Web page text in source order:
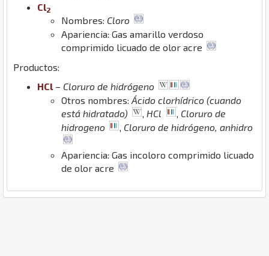
Cl2
Nombres: Cloro
Apariencia: Gas amarillo verdoso
comprimido licuado de olor acre
Productos:
HCl – Cloruro de hidrógeno
Otros nombres: Ácido clorhídrico (cuando
está hidratado)
, HCl , Cloruro de
hidrogeno
, Cloruro de hidrógeno, anhidro
Apariencia: Gas incoloro comprimido licuado
de olor acre